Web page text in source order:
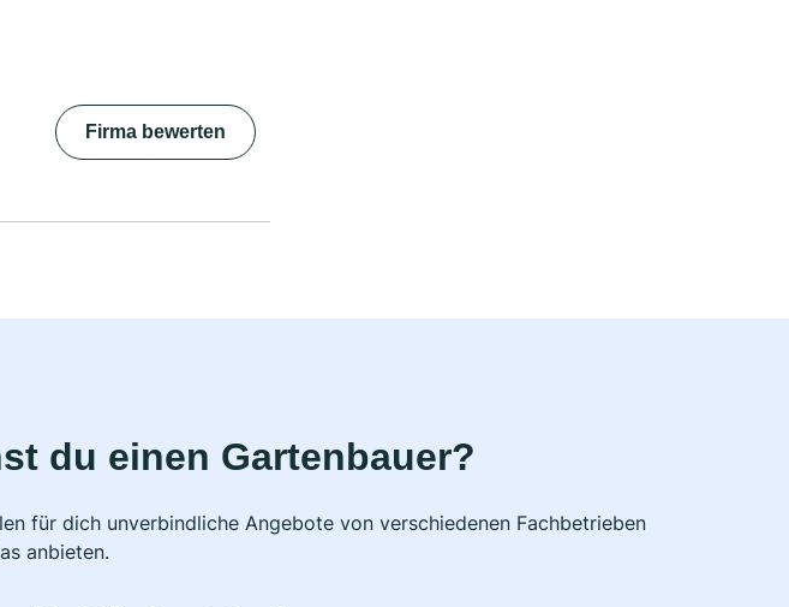
Firma bewerten
du einen Gartenbauer?
für dich unverbindliche Angebote von verschiedenen Fachbetrieben
anbieten.